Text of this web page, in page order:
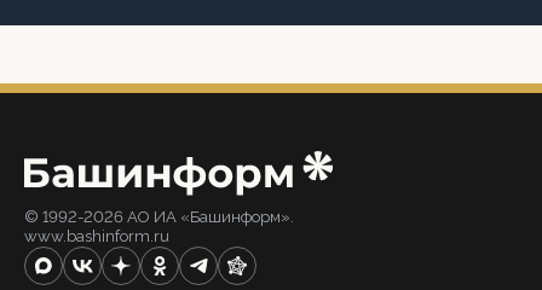
© 1992-2026 АО ИА «Башинформ».
www.bashinform.ru